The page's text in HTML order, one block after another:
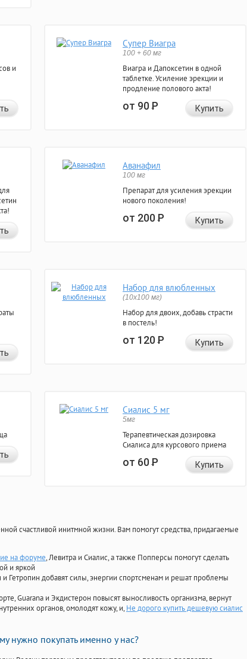
и
Супер Виагра
100 + 60 мг
Виагра и Дапоксетин в одной
таблетке. Усиление эрекции и
продление полового акта!
от 90Р Купить
Аванафил
100 мг
Препарат для усиления эрекции
нового поколения!
от 200Р Купить
Набор для влюбленных
(10х100 мг)
Набор для двоих, добавь страсти
в постель!
от 120Р Купить
Сиалис 5 мг
5мг
Терапевтическая дозировка
Сиалиса для курсового приема
от 60Р Купить
счастливой инитмной жизни. Вам помогут средства, придагаемые
на форуме, Левитра и Сиалис, а также Попперсы помогут сделать
и яркой
Гетропин добавят силы, энергии спортсменам и решат проблемы
Guarana и Экдистерон повысят выносливость организма, вернут
органов, омолодят кожу, и, Не дорого купить дешевую сиалис
нужно покупать именно у нас?